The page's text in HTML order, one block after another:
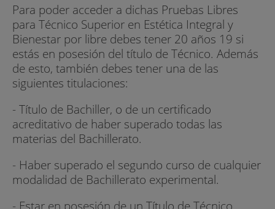
Para poder acceder a dichas Pruebas Libres
para Técnico Superior en Estética Integral y
Bienestar por libre debes tener 20 años 19 si
estás en posesión del título de Técnico. Además
de esto, también debes tener una de las
siguientes titulaciones:
- Título de Bachiller, o de un certificado
acreditativo de haber superado todas las
materias del Bachillerato.
- Haber superado el segundo curso de cualquier
modalidad de Bachillerato experimental.